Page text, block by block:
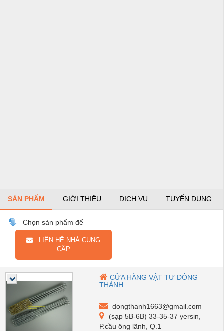
SẢN PHẨM GIỚI THIỆU DỊCH VỤ TUYỂN DỤNG
Chọn sản phẩm để
LIÊN HỆ NHÀ CUNG
CẤP
CỬA HÀNG VẬT TƯ ĐÔNG
THÀNH
dongthanh1663@gmail.com
(sạp 5B-6B) 33-35-37 yersin,
P.cầu ông lãnh, Q.1